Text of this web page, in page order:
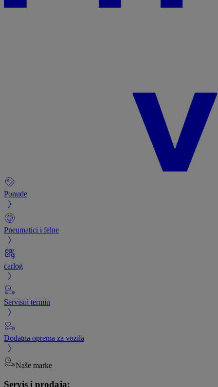
Ponude
Pneumatici i felne
carlog
Servisni termin
Dodatna oprema za vozila
Naše marke
Servis i prodaja: